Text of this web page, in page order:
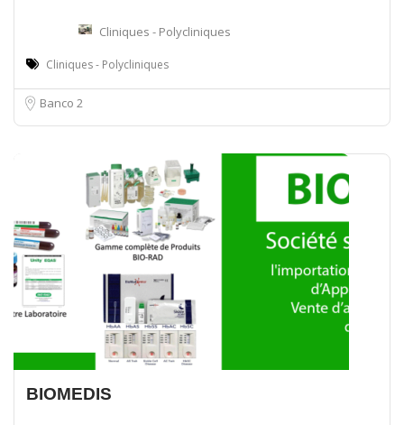
Cliniques - Polycliniques
Cliniques - Polycliniques
Banco 2
BIOMEDIS